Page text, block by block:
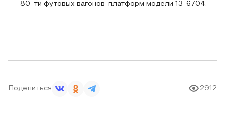
80-ти футовых вагонов-платформ модели 13-6704.
Поделиться 2912